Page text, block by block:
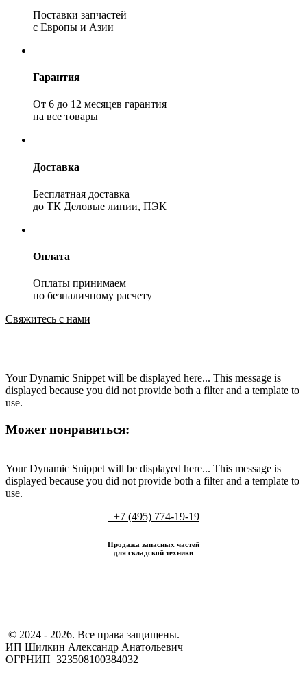
Поставки запчастей
с Европы и Азии
Гарантия
От 6 до 12 месяцев гарантия
на все товары
Доставка
Бесплатная доставка
до ТК Деловые линии, ПЭК
Оплата
Оплаты принимаем
по безналичному расчету
Свяжитесь с нами
Your Dynamic Snippet will be displayed here... This message is
displayed because you did not provide both a filter and a template to
use.
Может понравиться:
Your Dynamic Snippet will be displayed here... This message is
displayed because you did not provide both a filter and a template to
use.
+7 (495) 774-19-19
Продажа запасных частей
для складской техники
​ © 2024 - 2026. Все права защищены.
ИП Шилкин Александр Анатольевич
ОГРНИП 323508100384032